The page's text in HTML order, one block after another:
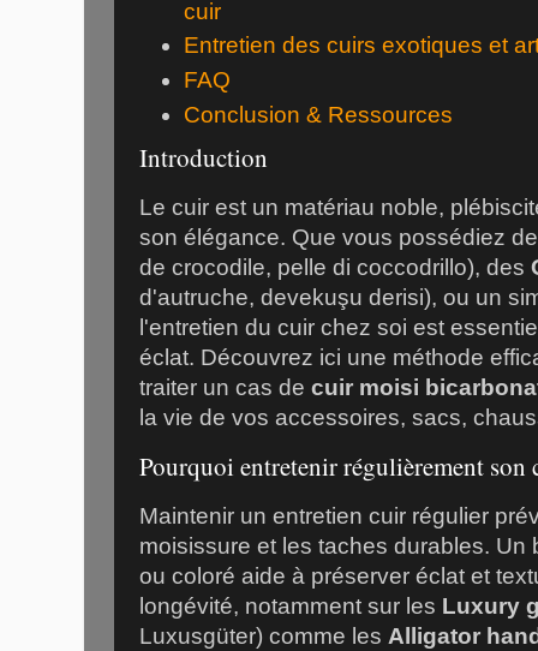
cuir
Entretien des cuirs exotiques et
FAQ
Conclusion & Ressources
Introduction
Le cuir est un matériau noble,
son élégance. Que vous possédiez
de crocodile, pelle di coccodrillo), des
d'autruche, devekuşu derisi), ou un
l'entretien du cuir chez soi est
éclat. Découvrez ici une méthode
traiter un cas de cuir moisi
la vie de vos accessoires, sacs,
Pourquoi entretenir régulièrement son
Maintenir un entretien cuir régulier
moisissure et les taches durables. Un
ou coloré aide à préserver éclat et
longévité, notamment sur les Luxury
Luxusgüter) comme les Alligator